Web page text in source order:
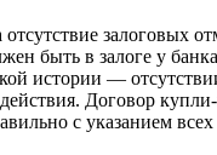
залоговых
быть в залоге у
истории —
Договор
с указанием